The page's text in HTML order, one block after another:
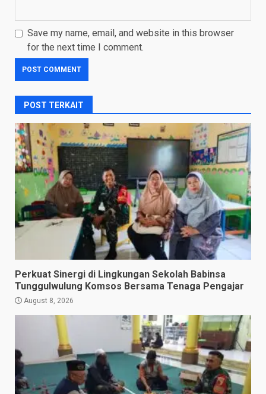
Save my name, email, and website in this browser
for the next time I comment.
POST TERKAIT
Perkuat Sinergi di Lingkungan Sekolah Babinsa
Tunggulwulung Komsos Bersama Tenaga Pengajar
August 8, 2026